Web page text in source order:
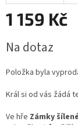
1 159 Kč
cena:
Na dotaz
Položka byla
Král si od vás žádá
Ve hře Zámky